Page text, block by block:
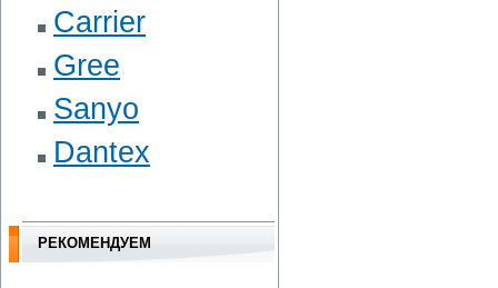
Carrier
Gree
Sanyo
Dantex
РЕКОМЕНДУЕМ